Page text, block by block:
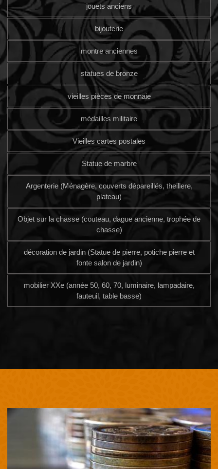
jouets anciens
bijouterie
montre anciennes
statues de bronze
vieilles pièces de monnaie
médailles militaire
Vieilles cartes postales
Statue de marbre
Argenterie (Ménagère, couverts dépareillés, theillere,
plateau)
Objet sur la chasse (couteau, dague ancienne, trophée de
chasse)
décoration de jardin (Statue de pierre, potiche pierre et
fonte salon de jardin)
mobilier XXe (année 50, 60, 70, luminaire, lampadaire,
fauteuil, table basse)